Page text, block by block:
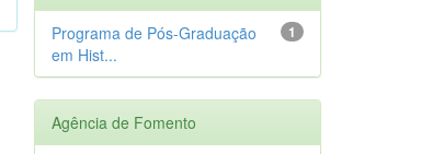
1
Programa de Pós-Graduação
em Hist...
Agência de Fomento